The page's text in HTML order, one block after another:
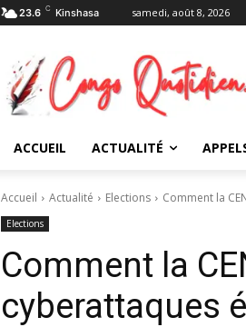
23.6 C Kinshasa samedi, août 8, 2026
ACCUEIL ACTUALITÉ
Accueil Actualité Elections Comment la
Elections
Comment la
cyberattaques